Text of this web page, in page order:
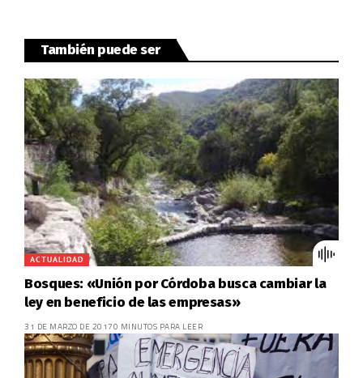
También puede ser
ACTUALIDAD
Bosques: «Unión por Córdoba busca cambiar la
ley en beneficio de las empresas»
31 DE MARZO DE 20170 MINUTOS PARA LEER